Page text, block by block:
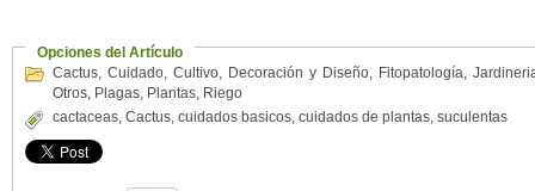
Opciones del Artículo
Cactus, Cuidado, Cultivo, Decoración y Diseño, Fitopatología,
Otros, Plagas, Plantas, Riego
cactaceas, Cactus, cuidados basicos, cuidados de plantas, suculentas